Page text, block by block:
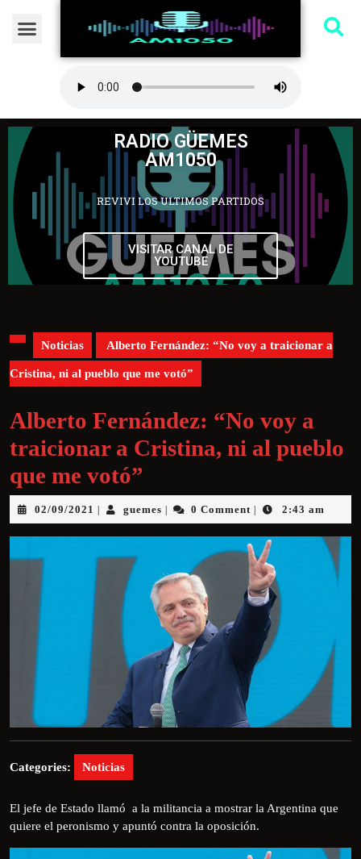
RADIO GÜEMES
AM1050
REVIVI LOS ULTIMOS PARTIDOS
VISITAR CANAL DE
YOUTUBE
Noticias Alberto Fernández: “No voy a traicionar a
Cristina, ni al pueblo que me votó”
Alberto Fernández: “No voy a
traicionar a Cristina, ni al pueblo
que me votó”
02/09/2021 guemes 0 Comment 2:43 am
Categories: Noticias
El jefe de Estado llamó a la militancia a mostrar la Argentina que
quiere el peronismo y apuntó contra la oposición.